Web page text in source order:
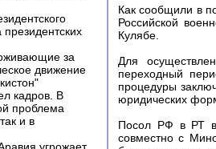
за
движение
кадров. В
проблема
и в
Как сообщили в
Российской
Кулябе.
Для
переходный
процедуры
юридических
Посол РФ в РТ
совместно с